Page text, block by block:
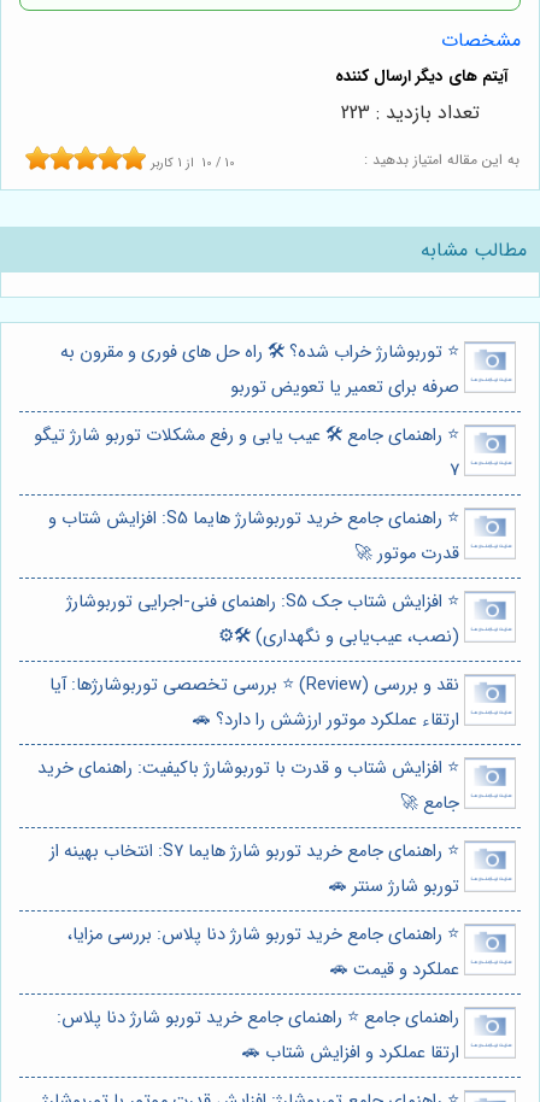
مشخصات
به این مقاله امتیاز بدهید : 10 / 10 از1 کاربر
تعداد بازدید : 223
مطالب مشابه
⭐️ توربوشارژ خراب شده؟ 🛠️ راه حل های فوری و مقرون به
صرفه برای تعمیر یا تعویض توربو
⭐️ راهنمای جامع 🛠️ عیب یابی و رفع مشکلات توربو شارژ تیگو
7
⭐️ راهنمای جامع خرید توربوشارژ هایما S5: افزایش شتاب و
قدرت موتور 🚀
⭐️ افزایش شتاب جک S5: راهنمای فنی-اجرایی توربوشارژ
(نصب، عیب‌یابی و نگهداری) 🛠️⚙️
نقد و بررسی (Review) ⭐️ بررسی تخصصی توربوشارژها: آیا
ارتقاء عملکرد موتور ارزشش را دارد؟ 🚗
⭐️ افزایش شتاب و قدرت با توربوشارژ باکیفیت: راهنمای خرید
جامع 🚀
⭐️ راهنمای جامع خرید توربو شارژ هایما S7: انتخاب بهینه از
توربو شارژ سنتر 🚗
⭐️ راهنمای جامع خرید توربو شارژ دنا پلاس: بررسی مزایا،
عملکرد و قیمت 🚗
راهنمای جامع ⭐️ راهنمای جامع خرید توربو شارژ دنا پلاس:
ارتقا عملکرد و افزایش شتاب 🚗